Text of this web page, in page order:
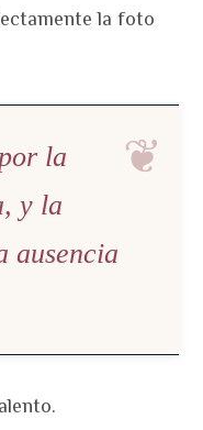
la foto
la
y la
ausencia